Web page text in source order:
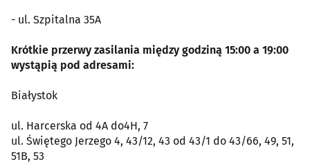
- ul. Szpitalna 35A
Krótkie przerwy zasilania między godziną 15:00 a 19:00
wystąpią pod adresami:
Białystok
ul. Harcerska od 4A do4H, 7
ul. Świętego Jerzego 4, 43/12, 43 od 43/1 do 43/66, 49, 51,
51B, 53